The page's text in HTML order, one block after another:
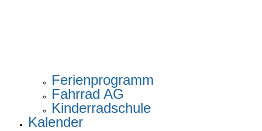
Ferienprogramm
Fahrrad AG
Kinderradschule
Kalender